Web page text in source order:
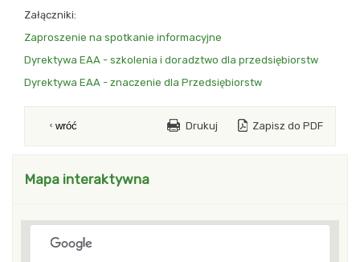
Załączniki:
Zaproszenie na spotkanie informacyjne
Dyrektywa EAA - szkolenia i doradztwo dla przedsiębiorstw
Dyrektywa EAA - znaczenie dla Przedsiębiorstw
wróć Drukuj Zapisz do PDF
Mapa interaktywna